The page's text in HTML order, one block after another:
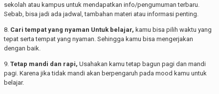
sekolah atau kampus untuk mendapatkan info/pengumuman terbaru.
Sebab, bisa jadi ada jadwal, tambahan materi atau informasi penting.
8. Cari tempat yang nyaman Untuk belajar, kamu bisa pilih waktu yang
tepat serta tempat yang nyaman. Sehingga kamu bisa mengerjakan
dengan baik.
9. Tetap mandi dan rapi, Usahakan kamu tetap bagun pagi dan mandi
pagi. Karena jika tidak mandi akan berpengaruh pada mood kamu untuk
belajar.